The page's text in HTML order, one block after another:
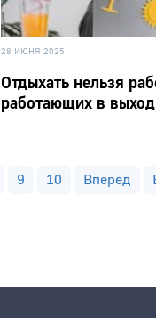
28 ИЮНЯ 2025
Отдыхать нельзя
работающих в
9 10 Вперед